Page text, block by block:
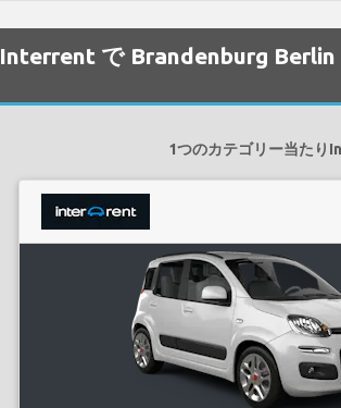
Interrent で Brandenburg Berlin
1つのカテゴリー当た